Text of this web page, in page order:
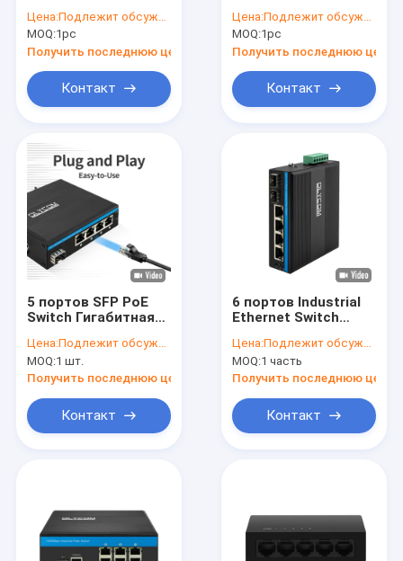
VR - шоу
портов ST Fiber
Gigabit Network
Неуправляемый CE
FCC IP40
Цена:Подлежит обсуждению
MOQ:1pc
Получить последнюю цену
Контакт
Fiber, бюджет 240
Вт, SNMP, CLI,
управляемый
Цена:Подлежит обсуждению
MOQ:1pc
Получить последнюю цену
Контакт
5 портов SFP PoE
Switch Гигабитная
Бюджет DC48V без
вентилятора CE FCC
Цена:Подлежит обсуждению
MOQ:1 шт.
Получить последнюю цену
Контакт
6 портов Industrial
Ethernet Switch
100/1000M SFP Fiber
Unmanaged Realtek
Чип
Цена:Подлежит обсуждению
MOQ:1 часть
Получить последнюю цену
Контакт